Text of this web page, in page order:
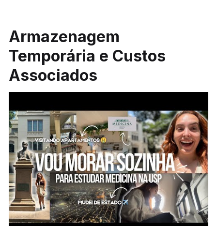
Armazenagem
Temporária e Custos
Associados